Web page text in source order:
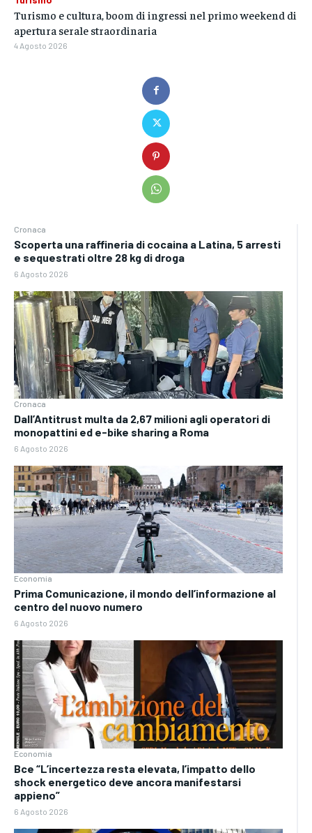
Cronaca
Scoperta una raffineria di cocaina a Latina, 5 arresti
e sequestrati oltre 28 kg di droga
6 Agosto 2026
Cronaca
Dall’Antitrust multa da 2,67 milioni agli operatori di
monopattini ed e-bike sharing a Roma
6 Agosto 2026
Economia
Prima Comunicazione, il mondo dell’informazione al
centro del nuovo numero
6 Agosto 2026
Economia
Bce “L’incertezza resta elevata, l’impatto dello
shock energetico deve ancora manifestarsi
appieno”
6 Agosto 2026
Turismo e cultura, boom di ingressi nel primo weekend di
apertura serale straordinaria
4 Agosto 2026